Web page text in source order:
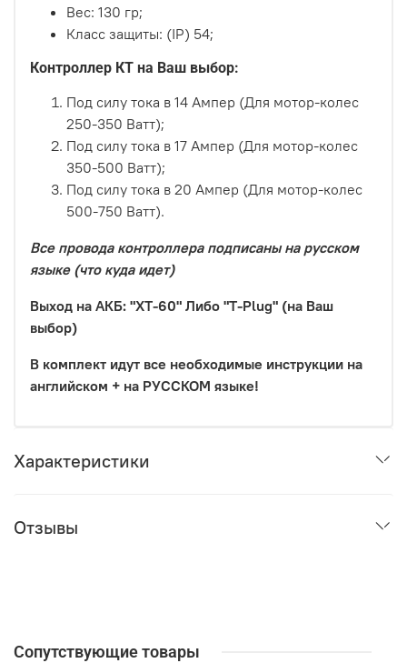
Вес: 130 гр;
Класс защиты: (IP) 54;
Контроллер КТ на Ваш выбор:
Под силу тока в 14 Ампер (Для мотор-колес
250-350 Ватт);
Под силу тока в 17 Ампер (Для мотор-колес
350-500 Ватт);
Под силу тока в 20 Ампер (Для мотор-колес
500-750 Ватт).
Все провода контроллера подписаны на русском
языке (что куда идет)
Выход на АКБ: "XT-60" Либо "T-Plug" (на Ваш
выбор)
В комплект идут все необходимые инструкции на
английском + на РУССКОМ языке!
Характеристики
Отзывы
Сопутствующие товары